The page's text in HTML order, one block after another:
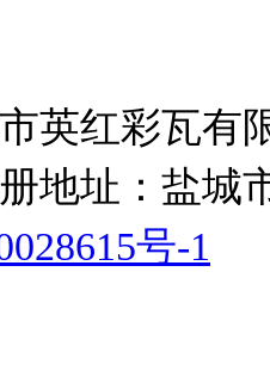
英红彩瓦有
地址：盐城
号-1